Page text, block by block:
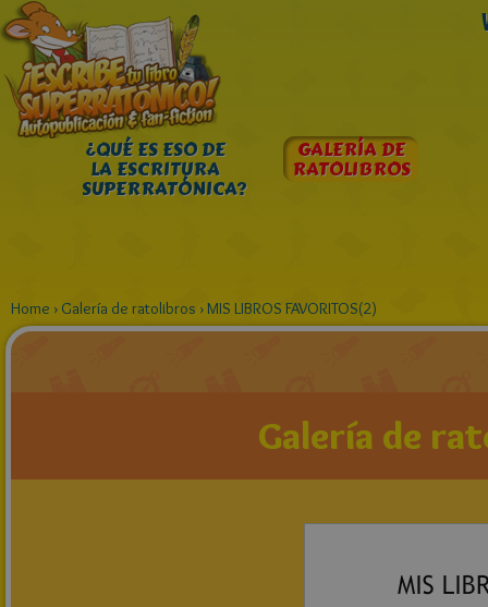
¿QUÉ ES ESO DE
LA ESCRITURA
SUPERRATÓNICA?
GALERÍA DE
RATOLIBROS
Home › Galería de ratolibros ›MIS LIBROS FAVORITOS(2)
Galería de